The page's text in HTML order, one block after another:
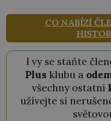
CO NABÍZÍ
I vy se staňte
Plus klubu a
všechny ostatní
užívejte si